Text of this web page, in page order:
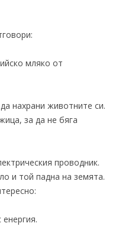
мляко от
нахрани животните си.
за да не бяга
проводник.
и той падна на земята.